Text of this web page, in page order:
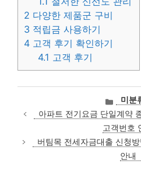
2 다양한 제품군 구비
3 적립금 사용하기
4 고객 후기 확인하기
4.1 고객 후기
카
테
고
리
미분
아파트 전기요금 단일계약
고객번호
버팀목 전세자금대출 신청
안내